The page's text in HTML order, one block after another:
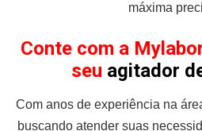
máxima
Conte com a
seu agitador
Com anos de experiência na
buscando atender suas